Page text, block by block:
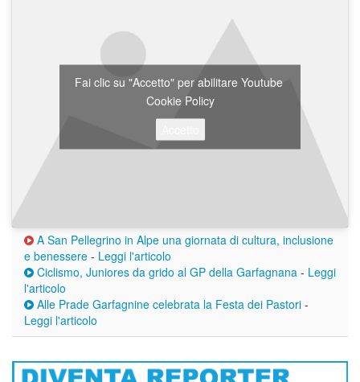
Fai clic su "Accetto" per abilitare Youtube
Cookie Policy
A San Pellegrino in Alpe una giornata di cultura, inclusione
e benessere - Leggi l'articolo
Ciclismo, Juniores da grido al GP della Garfagnana - Leggi
l'articolo
Alle Prade Garfagnine celebrata la Festa dei Pastori -
Leggi l'articolo